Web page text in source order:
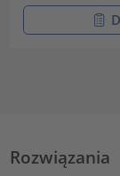
Rozwiązania